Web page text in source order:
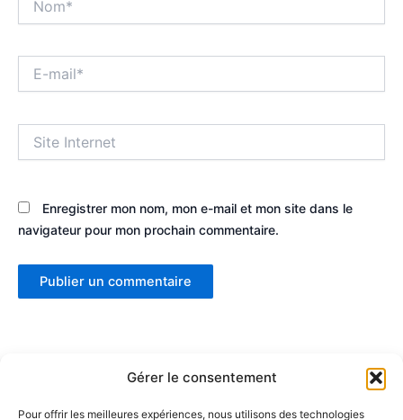
Gérer le consentement
Pour offrir les meilleures expériences, nous utilisons des technologies
mail*
Internet
Enregistrer mon nom, mon e-mail et mon site dans le
navigateur pour mon prochain commentaire.